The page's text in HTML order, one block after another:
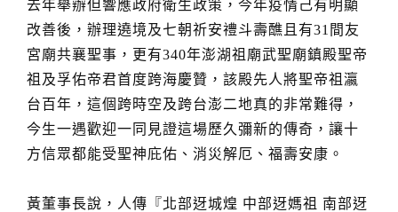
去年舉辦但響應政府衛生政策，今年疫情己有明顯
改善後，辦理遶境及七朝祈安禮斗壽醮且有31間友
宮廟共襄聖事，更有340年澎湖祖廟武聖廟鎮殿聖帝
祖及孚佑帝君首度跨海慶贊，該殿先人將聖帝祖瀛
台百年，這個跨時空及跨台澎二地真的非常難得，
今生一遇歡迎一同見證這場歷久彌新的傳奇，讓十
方信眾都能受聖神庇佑、消災解厄、福壽安康。
黃董事長說，人傳『北部迓城煌 中部迓媽祖 南部迓